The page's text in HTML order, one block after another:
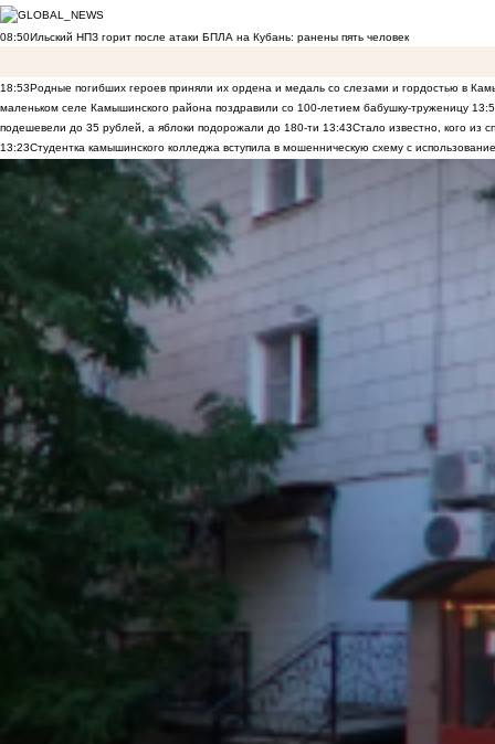
08:50Ильский НПЗ горит после атаки БПЛА на Кубань: ранены пять человек
18:53Родные погибших героев приняли их ордена и медаль со слезами и гордостью в
маленьком селе Камышинского района поздравили со 100-летием бабушку-труженицу
подешевели до 35 рублей, а яблоки подорожали до 180-ти 13:43Стало известно, кого из
13:23Студентка камышинского колледжа вступила в мошенническую схему с